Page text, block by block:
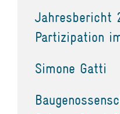
Jahresbericht
Partizipation
Simone Gatti